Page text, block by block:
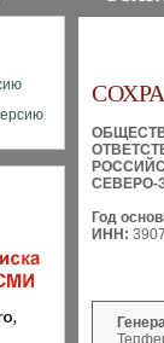
СЕВЕРО-
Год
ИНН: